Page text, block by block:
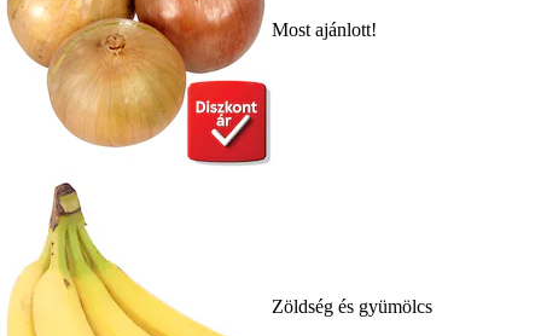
Most ajánlott!
Zöldség és gyümölcs